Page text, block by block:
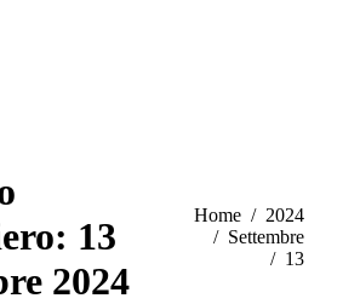
13
2024
Tu sei qui:
Home
2024
Settembre
13